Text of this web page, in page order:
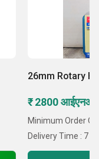
26mm Rotary
₹ 2800
Minimum Order
Delivery Time : 7